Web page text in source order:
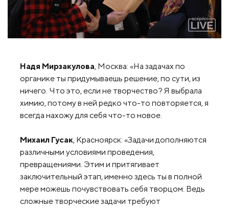
Надя Мирзакулова, Москва: «На задачах по
органике ты придумываешь решение, по сути, из
ничего. Что это, если не творчество? Я выбрала
химию, потому в ней редко что-то повторяется, я
всегда нахожу для себя что-то новое.
Михаил Гусак, Красноярск: «Задачи дополняются
различными условиями проведения,
превращениями. Этим и притягивает
заключительный этап, именно здесь ты в полной
мере можешь почувствовать себя творцом. Ведь
сложные творческие задачи требуют